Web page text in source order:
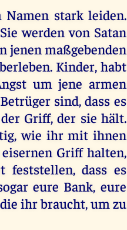
stark leiden.
werden von Satan
jenen maßgebenden
Kinder, habt
um jene armen
sind, dass es
Griff, der sie hält.
wie ihr mit ihnen
Griff halten,
feststellen, dass es
eure Bank, eure
ihr braucht, um zu